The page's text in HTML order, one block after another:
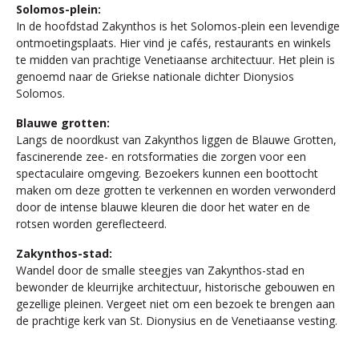
Solomos-plein:
In de hoofdstad Zakynthos is het Solomos-plein een levendige
ontmoetingsplaats. Hier vind je cafés, restaurants en winkels
te midden van prachtige Venetiaanse architectuur. Het plein is
genoemd naar de Griekse nationale dichter Dionysios
Solomos.
Blauwe grotten:
Langs de noordkust van Zakynthos liggen de Blauwe Grotten,
fascinerende zee- en rotsformaties die zorgen voor een
spectaculaire omgeving. Bezoekers kunnen een boottocht
maken om deze grotten te verkennen en worden verwonderd
door de intense blauwe kleuren die door het water en de
rotsen worden gereflecteerd.
Zakynthos-stad:
Wandel door de smalle steegjes van Zakynthos-stad en
bewonder de kleurrijke architectuur, historische gebouwen en
gezellige pleinen. Vergeet niet om een bezoek te brengen aan
de prachtige kerk van St. Dionysius en de Venetiaanse vesting.